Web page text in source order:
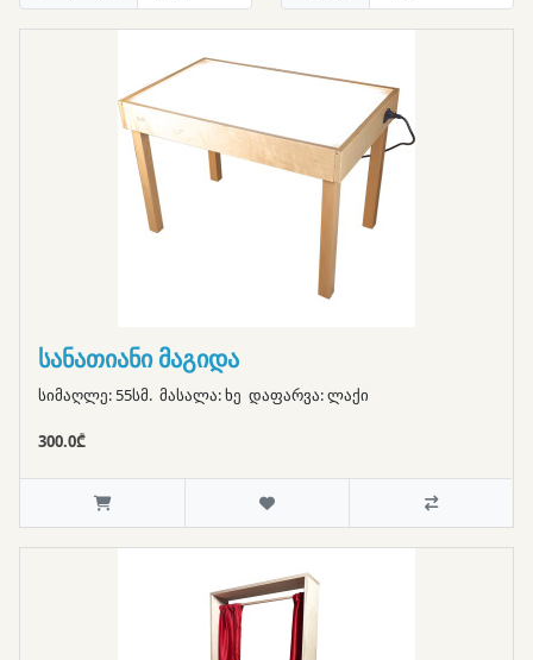
სანათიანი მაგიდა
სიმაღლე: 55სმ. მასალა: ხე დაფარვა: ლაქი
300.0₾